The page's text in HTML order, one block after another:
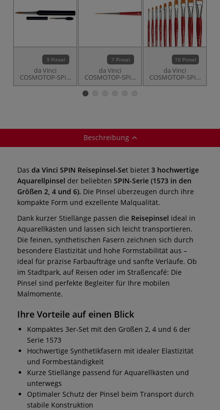
9 Pinsel
da Vinci
COSMOTOP-SPIN
Aquarellpinsel,
7 Pinsel
da Vinci
COSMOTOP-SPIN
Serie 1280,
10 Pinsel
da Vinci
COSMOTOP-SPIN
Serie 5880,
Beschreibung
Das da Vinci SPIN Reisepinsel-Set bietet 3 hochwertige
Aquarellpinsel der beliebten SPIN-Serie (1573 in den
Größen 2, 4 und 6). Die Pinsel überzeugen durch ihre
kompakte Form und exzellente Malqualität.
Dank kurzer Stiellänge passen die Reisepinsel ideal in
Aquarellkästen und lassen sich leicht transportieren.
Die feinen, synthetischen Fasern zeichnen sich durch
besondere Elastizität und hohe Formstabilität aus –
ideal für präzise Farbaufträge und sanfte Verläufe. Ob
im Stadtpark, auf Reisen oder im Straßencafé: Die
Pinsel sind perfekte Begleiter für Ihre mobilen
Malmomente.
Ihre Vorteile auf einen Blick
Kompaktes 3er-Set mit den Größen 2, 4 und 6 der
Serie 1573
Hochwertige Synthetikfasern mit idealer Elastizität
und Formbeständigkeit
Kurze Stiellänge passend für Aquarellkästen und
unterwegs
Optimaler Schutz der Pinsel beim Transport durch
stabile Konstruktion